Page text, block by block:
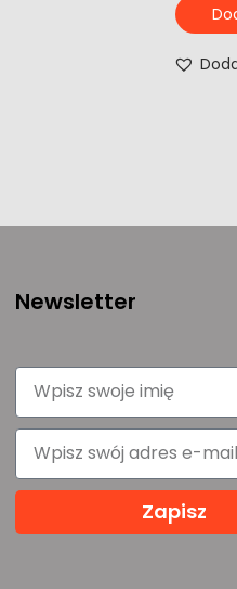
Newsletter
Zapisz